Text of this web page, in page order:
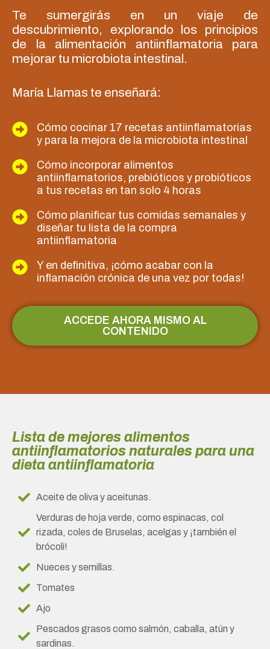
Te sumergirás en un viaje de
descubrimiento, explorando los principios
de la alimentación antiinflamatoria para
mejorar tu microbiota intestinal.
María Llamas te enseñará:
Cómo cocinar 17 recetas antiinflamatorias
y para la mejora de la microbiota intestinal
Cómo incorporar alimentos
antiinflamatorios, prebióticos y probióticos
a tus recetas en tan solo 4 horas
Cómo planificar tus comidas semanales y
diseñar tu lista de la compra
antiinflamatoria
Y en definitiva, ¡cómo acabar con la
inflamación crónica de una vez por todas!
ACCEDE AHORA MISMO AL
CONTENIDO
Lista de mejores alimentos
antiinflamatorios naturales para una
dieta antiinflamatoria
Aceite de oliva y aceitunas.
Verduras de hoja verde, como espinacas, col
rizada, coles de Bruselas, acelgas y ¡también el
brócoli!
Nueces y semillas.
Tomates
Ajo
Pescados grasos como salmón, caballa, atún y
sardinas.